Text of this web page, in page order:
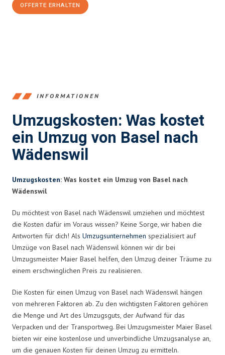
OFFERTE ERHALTEN
INFORMATIONEN
Umzugskosten: Was kostet
ein Umzug von Basel nach
Wädenswil
Umzugskosten: Was kostet ein Umzug von Basel nach
Wädenswil
Du möchtest von Basel nach Wädenswil umziehen und möchtest
die Kosten dafür im Voraus wissen? Keine Sorge, wir haben die
Antworten für dich! Als Umzugsunternehmen spezialisiert auf
Umzüge von Basel nach Wädenswil können wir dir bei
Umzugsmeister Maier Basel helfen, den Umzug deiner Träume zu
einem erschwinglichen Preis zu realisieren.
Die Kosten für einen Umzug von Basel nach Wädenswil hängen
von mehreren Faktoren ab. Zu den wichtigsten Faktoren gehören
die Menge und Art des Umzugsguts, der Aufwand für das
Verpacken und der Transportweg. Bei Umzugsmeister Maier Basel
bieten wir eine kostenlose und unverbindliche Umzugsanalyse an,
um die genauen Kosten für deinen Umzug zu ermitteln.